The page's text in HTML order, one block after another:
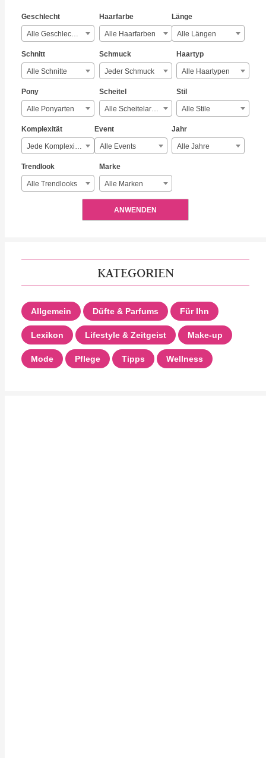
Geschlecht
Alle Geschlechter
Haarfarbe
Alle Haarfarben
Länge
Alle Längen
Schnitt
Alle Schnitte
Schmuck
Jeder Schmuck
Haartyp
Alle Haartypen
Pony
Alle Ponyarten
Scheitel
Alle Scheitelarten
Stil
Alle Stile
Komplexität
Jede Komplexität
Event
Alle Events
Jahr
Alle Jahre
Trendlook
Alle Trendlooks
Marke
Alle Marken
ANWENDEN
KATEGORIEN
Allgemein Düfte & Parfums Für Ihn
Lexikon Lifestyle & Zeitgeist Make-up
Mode Pflege Tipps Wellness